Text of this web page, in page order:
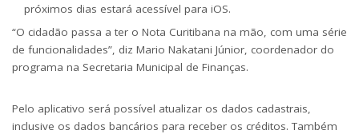
próximos dias estará acessível para iOS.
“O cidadão passa a ter o Nota Curitibana na mão, com uma série
de funcionalidades”, diz Mario Nakatani Júnior, coordenador do
programa na Secretaria Municipal de Finanças.
Pelo aplicativo será possível atualizar os dados cadastrais,
inclusive os dados bancários para receber os créditos. Também